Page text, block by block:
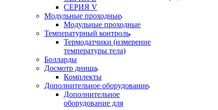
СЕРИЯ V
Модульные проходные
Модульные проходные
Температурный контроль
Термодатчики (измерение
температуры тела)
Болларды
Досмотр днища
Комплекты
Дополнительное оборудование
Дополнительное
оборудование для